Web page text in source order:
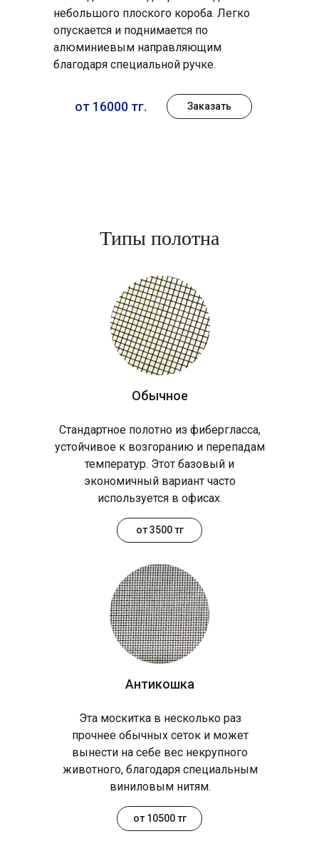
от 16000 тг. Заказать
небольшого плоского короба. Легко
опускается и поднимается по
алюминиевым направляющим
благодаря специальной ручке.
Типы полотна
Обычное
Антикошка
Стандартное полотно из фибергласса,
устойчивое к возгоранию и перепадам
температур. Этот базовый и
экономичный вариант часто
используется в офисах.
Эта москитка в несколько раз
прочнее обычных сеток и может
вынести на себе вес некрупного
животного, благодаря специальным
виниловым нитям.
от 3500 тг
от 10500 тг